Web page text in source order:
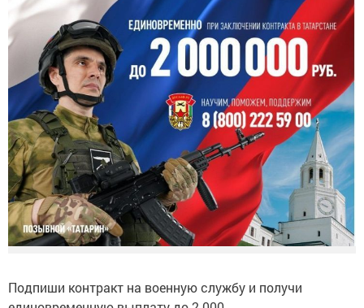
Подпиши контракт на военную службу и получи